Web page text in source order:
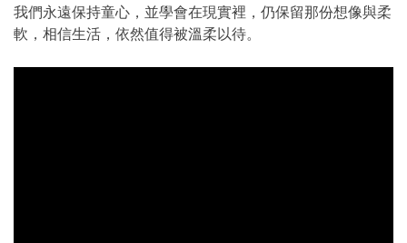
我們永遠保持童心，並學會在現實裡，仍保留那份想像與柔
軟，相信生活，依然值得被溫柔以待。